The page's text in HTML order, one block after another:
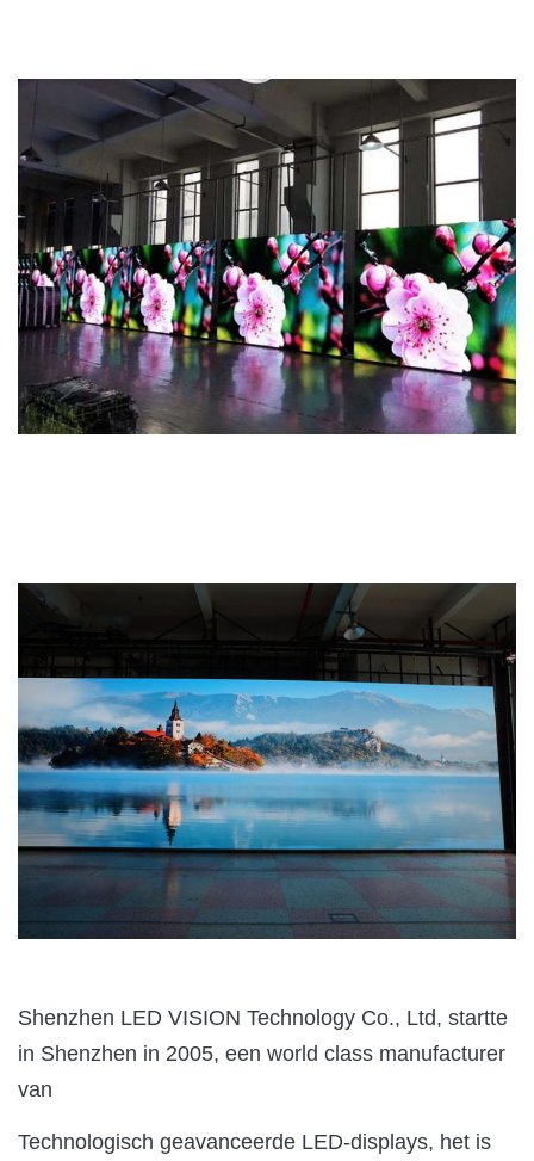
Shenzhen LED VISION Technology Co., Ltd, startte
in Shenzhen in 2005, een world class manufacturer
van
Technologisch geavanceerde LED-displays, het is